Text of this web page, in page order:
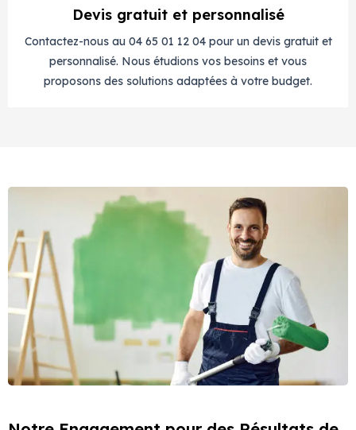
Devis gratuit et personnalisé
Contactez-nous au 04 65 01 12 04 pour un devis gratuit et
personnalisé. Nous étudions vos besoins et vous
proposons des solutions adaptées à votre budget.